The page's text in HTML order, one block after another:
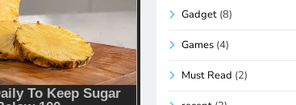
Gadget (8)
Games (4)
Must Read (2)